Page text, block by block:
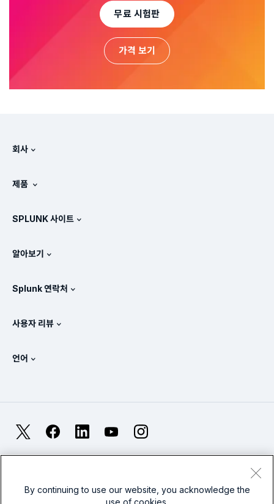
무료 시험판
가격 보기
회사
Splunk의 비교 방식
뉴스룸
Splunk Protects
SURGe
제품
가격 체계
모든 제품 보기
SPLUNK 사이트
교육 및 인증
Splunk 스토어
알아보기
OpenTelemetry: 소개
SOC에 대한 메트릭
신뢰성 메트릭
2025년 IT 및 기술 지출
Splunk 연락처
사용자 리뷰
언어
Deutsch
Français
日本語
简体中文
FacebookLinkedIn YouTubeInstagram
웹 사이트 이용 약관
Modern Slavery
By continuing to use our website, you acknowledge the
use of cookies.